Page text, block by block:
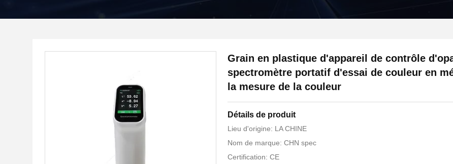
Grain en plastique d'appareil de contrôle
spectromètre portatif d'essai de couleur en
la mesure de la couleur
Détails de produit
Lieu d'origine: LA CHINE
Nom de marque: CHN spec
Certification: CE